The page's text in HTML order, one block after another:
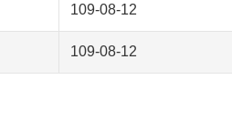
109-08-12
109-08-12